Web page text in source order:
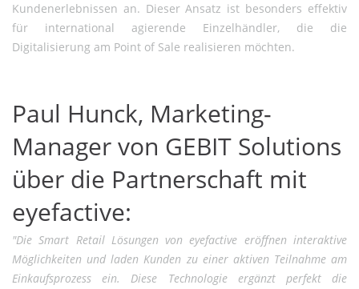
Kundenerlebnissen an. Dieser Ansatz ist besonders effektiv
für international agierende Einzelhändler, die die
Digitalisierung am Point of Sale realisieren möchten.
Paul Hunck, Marketing-
Manager von GEBIT Solutions
über die Partnerschaft mit
eyefactive:
"Die Smart Retail Lösungen von eyefactive eröffnen interaktive
Möglichkeiten und laden Kunden zu einer aktiven Teilnahme am
Einkaufsprozess ein. Diese Technologie ergänzt perfekt die